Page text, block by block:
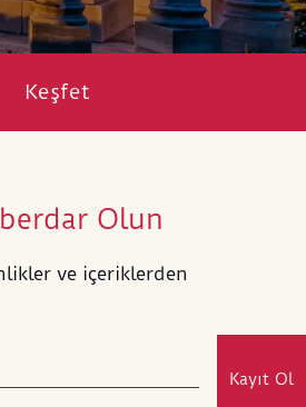
Keşfet
Olun
ve içeriklerden
Kayıt Ol